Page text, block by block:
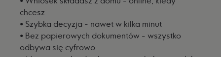
chcesz
• Szybka decyzja - nawet w kilka minut
• Bez papierowych dokumentów - wszystko
odbywa się cyfrowo